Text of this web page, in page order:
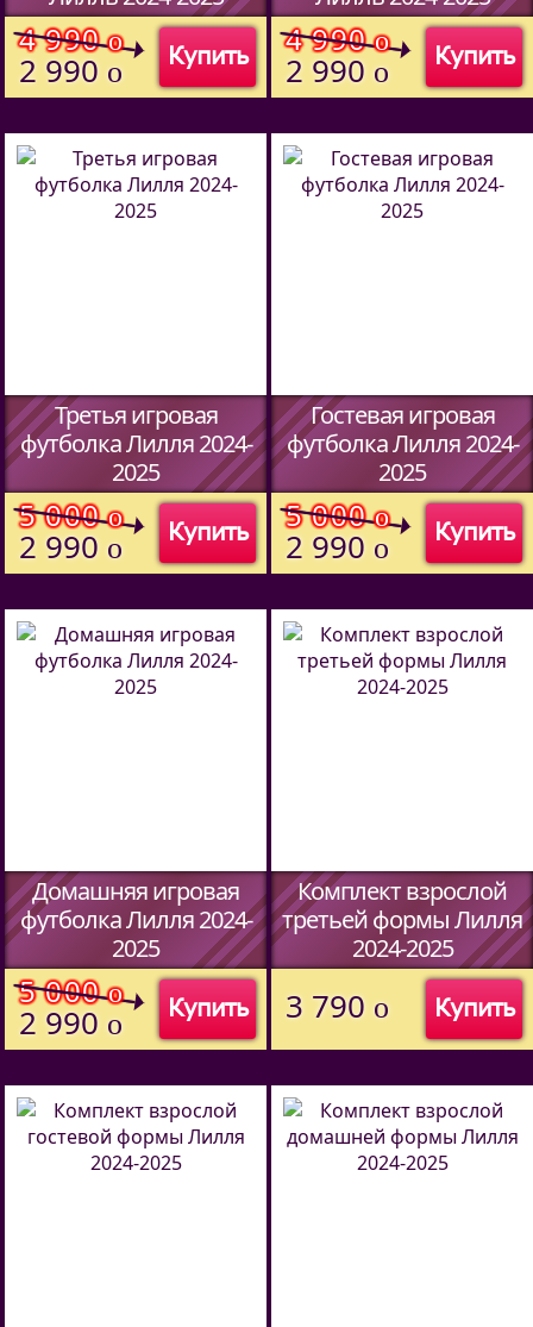
(Код:51487094
Купить
4 990o
2 990 o
(Код:51487094
Купить
4 990o
2 990 o
Третья игровая
футболка Лилля 2024-
2025
(Код:51457094
Купить
5 000o
2 990 o
Гостевая игровая
футболка Лилля 2024-
2025
(Код:51457094
Купить
5 000o
2 990 o
Домашняя игровая
футболка Лилля 2024-
2025
(Код:51457094
Купить
5 000o
2 990 o
Комплект взрослой
третьей формы Лилля
2024-2025
Купить
3 790 o